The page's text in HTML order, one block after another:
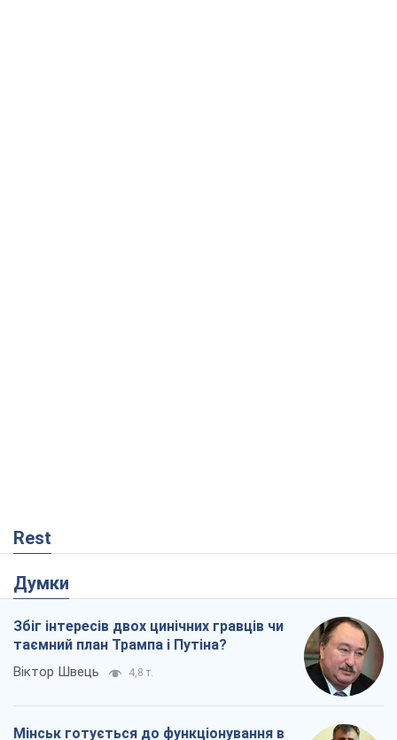
Rest
Думки
Збіг інтересів двох цинічних гравців чи
таємний план Трампа і Путіна?
Віктор Швець 4,8 т.
Мінськ готується до функціонування в